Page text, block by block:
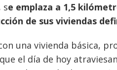
se emplaza a 1,5
de sus viviendas
una vivienda básica,
el día de hoy